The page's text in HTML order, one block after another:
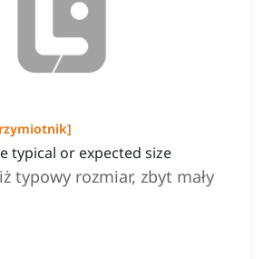
]
typical or expected size
typowy rozmiar, zbyt mały